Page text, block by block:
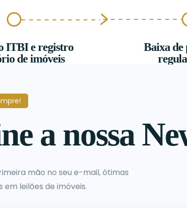
ITBI e registro
de imóveis
Baixa de
a nossa
mão no seu e-mail, ótimas
leilões de imóveis.